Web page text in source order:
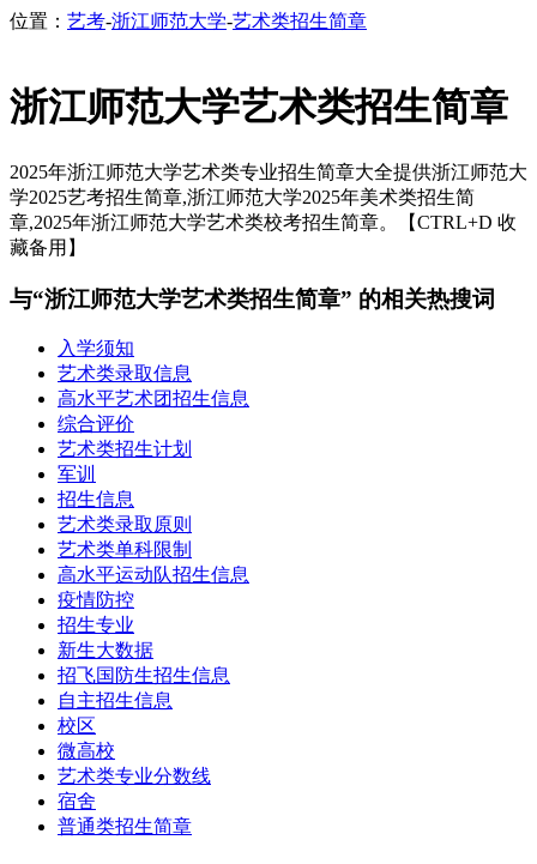
位置： 艺考-浙江师范大学-艺术类招生简章
浙江师范大学艺术类招生简章
2025年浙江师范大学艺术类专业招生简章大全提供浙江师范大
学2025艺考招生简章,浙江师范大学2025年美术类招生简
章,2025年浙江师范大学艺术类校考招生简章。【CTRL+D 收
藏备用】
与“浙江师范大学艺术类招生简章” 的相关热搜词
入学须知
艺术类录取信息
高水平艺术团招生信息
综合评价
艺术类招生计划
军训
招生信息
艺术类录取原则
艺术类单科限制
高水平运动队招生信息
疫情防控
招生专业
新生大数据
招飞国防生招生信息
自主招生信息
校区
微高校
艺术类专业分数线
宿舍
普通类招生简章